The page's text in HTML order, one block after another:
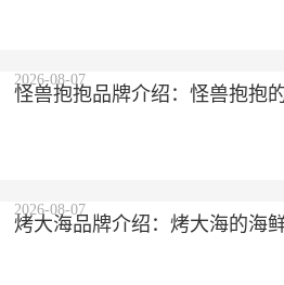
怪兽抱抱品牌介绍：怪兽抱抱
2026-08-07
烤大海品牌介绍：烤大海的海
2026-08-07